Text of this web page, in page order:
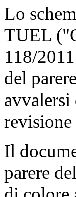
Lo
TUEL
118/
del
Il
parere